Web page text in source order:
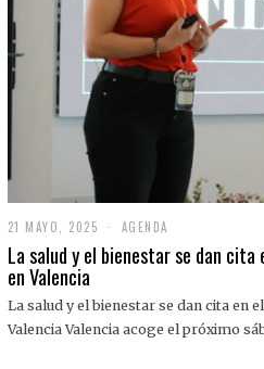
21 MAYO, 2025
1
M
O
,
AGENDA
La salud y el bienestar se dan cita
en Valencia
La salud y el bienestar se dan cita en
Valencia Valencia acoge el próximo